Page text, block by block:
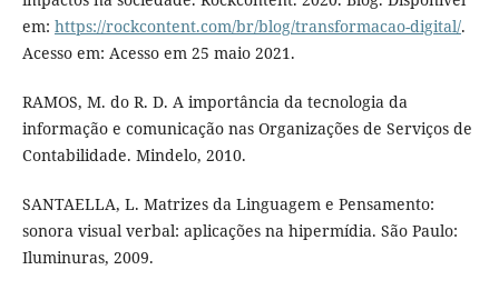
em: https://rockcontent.com/br/blog/transformacao-digital/.
Acesso em: Acesso em 25 maio 2021.
RAMOS, M. do R. D. A importância da tecnologia da
informação e comunicação nas Organizações de Serviços de
Contabilidade. Mindelo, 2010.
SANTAELLA, L. Matrizes da Linguagem e Pensamento:
sonora visual verbal: aplicações na hipermídia. São Paulo:
Iluminuras, 2009.